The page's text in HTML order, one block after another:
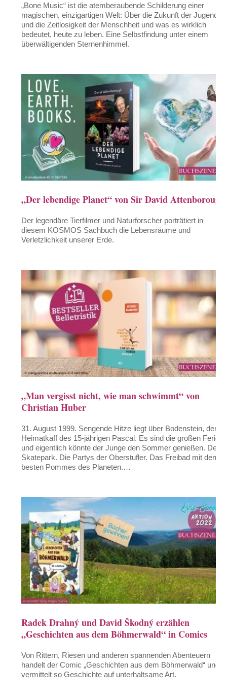
„Bone Music“ ist die atemberaubende Schilderung einer
magischen, einzigartigen Welt: Über die Zukunft der Jugend
und die Zeitlosigkeit der Menschheit und was es wirklich
bedeutet, heute zu leben. Eine Selbstfindung unter einem
überwältigenden Sternenhimmel.
„Der lebendige Planet“ von Sir David Attenborough
Der legendäre Tierfilmer und Naturforscher porträtiert in
diesem KOSMOS Sachbuch die Lebensräume und
Verletzlichkeit unserer Erde.
„Man vergisst nicht, wie man schwimmt“ von
Christian Huber
31. August 1999. Sengende Hitze liegt über Bodenstein, dem
Heimatkaff des 15-jährigen Pascal. Es sind die großen Ferien,
und eigentlich könnte der Junge den Sommer genießen. Den
Skatepark. Die Partys der Oberstufler. Das Freibad mit den
besten Pommes des Planeten.…
Radek Drahný und David Škodný erzählen
„Geschichten aus dem Böhmerwald“ in Comics
Von Rittern, Riesen und anderen spannenden Abenteuern
handelt der Comic „Geschichten aus dem Böhmerwald“ und
vermittelt so Geschichte auf unterhaltsame Art.